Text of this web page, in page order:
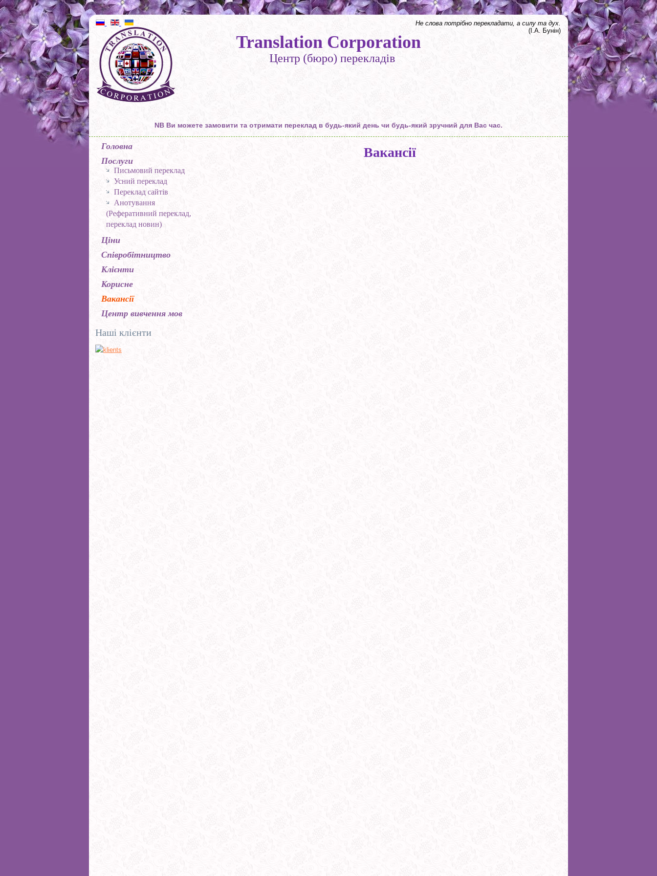
Не слова потрібно перекладати, а силу та дух.
(І.А. Бунін)
NB Ви можете замовити та отримати переклад в будь-який день чи будь-який зручний для Вас час.
Translation Corporation
Центр (бюро) перекладів
Головна
Послуги
Письмовий переклад
Усний переклад
Переклад сайтів
Анотування
(Реферативний переклад,
переклад новин)
Ціни
Cпівробітництво
Клієнти
Корисне
Вакансії
Центр вивчення мов
Наші клієнти
Вакансії